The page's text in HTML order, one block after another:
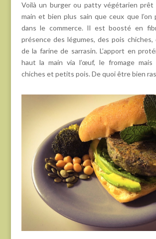
Voilà un burger ou patty végétarien
main et bien plus sain que ceux que
dans le commerce. Il est boosté en
présence des légumes, des pois
de la farine de sarrasin. L’apport en
haut la main via l’œuf, le fromage mais
chiches et petits pois. De quoi être bien